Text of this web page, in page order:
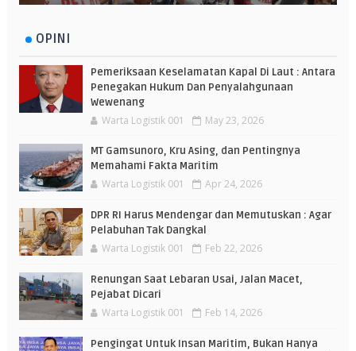
OPINI
Pemeriksaan Keselamatan Kapal Di Laut : Antara
Penegakan Hukum Dan Penyalahgunaan
Wewenang
Warta Logistik 001 May 23, 2026
MT Gamsunoro, Kru Asing, dan Pentingnya
Memahami Fakta Maritim
Warta Logistik 001 Apr 24, 2026
DPR RI Harus Mendengar dan Memutuskan : Agar
Pelabuhan Tak Dangkal
Warta Logistik 001 Feb 22, 2026
Renungan Saat Lebaran Usai, Jalan Macet,
Pejabat Dicari
Warta Logistik 001 Feb 14, 2026
Pengingat Untuk Insan Maritim, Bukan Hanya